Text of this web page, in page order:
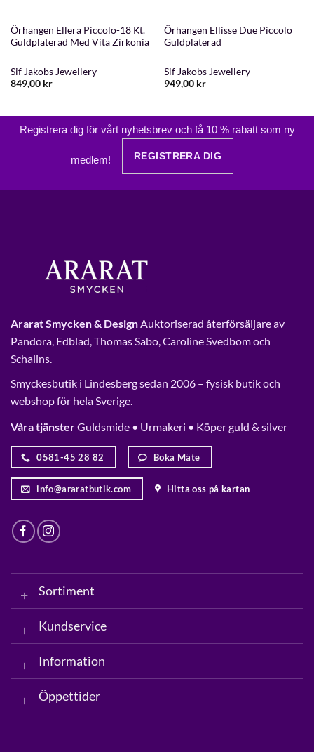
Örhängen Ellera Piccolo-18 Kt.
Guldpläterad Med Vita Zirkonia
Sif Jakobs Jewellery
849,00 kr
Örhängen Ellisse Due Piccolo
Guldpläterad
Sif Jakobs Jewellery
949,00 kr
Registrera dig för vårt nyhetsbrev och få 10 % rabatt som ny
medlem! REGISTRERA DIG
Ararat Smycken & DesignAuktoriserad återförsäljare av
Pandora, Edblad, Thomas Sabo, Caroline Svedbom och
Schalins.
Smyckesbutik i Lindesberg sedan 2006 – fysisk butik och
webshop för hela Sverige.
Våra tjänsterGuldsmide • Urmakeri • Köper guld & silver
0581-45 28 82 Boka Mäte
info@araratbutik.com Hitta oss på kartan
Sortiment
Kundservice
Information
Öppettider